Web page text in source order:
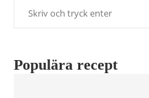
Populära recept